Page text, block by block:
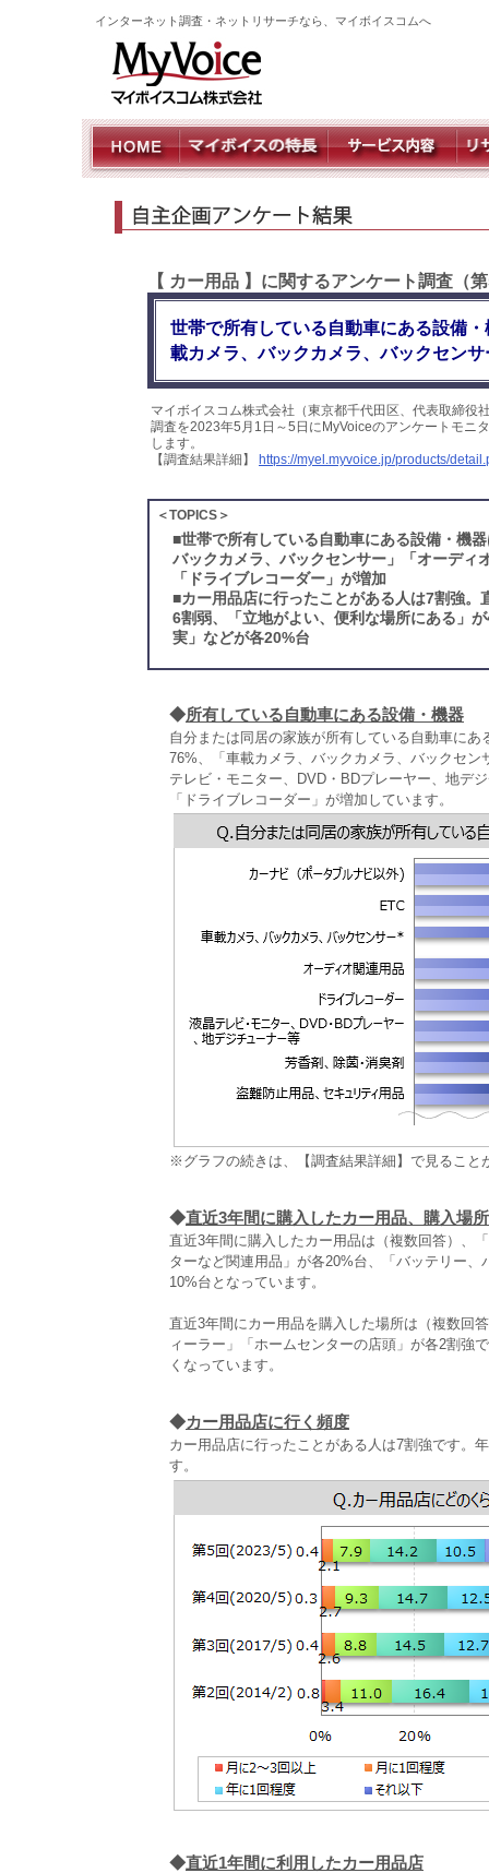
インターネット調査・ネットリサーチなら、マイボイスコムへ
【 カー用品 】に関するアンケート調査（
世帯で所有している自動車にある設備
載カメラ、バックカメラ、バックセン
マイボイスコム株式会社（東京都千代田区、代表取締
調査を2023年5月1日～5日にMyVoiceのアンケートモニ
します。
【調査結果詳細】
https://myel.myvoice.jp/products/
＜TOPICS＞
■世帯で所有している自動車にある設備・機
バックカメラ、バックセンサー」「オーディ
「ドライブレコーダー」が増加
■カー用品店に行ったことがある人は7割強
6割弱、「立地がよい、便利な場所にある」
実」などが各20%台
◆所有している自動車にある設備・機器
自分または同居の家族が所有している自動車に
76%、「車載カメラ、バックカメラ、バックセ
テレビ・モニター、DVD・BDプレーヤー、地デ
「ドライブレコーダー」が増加しています。
※グラフの続きは、【調査結果詳細】で見ること
◆直近3年間に購入したカー用品、購入場所
直近3年間に購入したカー用品は（複数回答）、
ターなど関連用品」が各20%台、「バッテリー
10%台となっています。
直近3年間にカー用品を購入した場所は（複数回
ィーラー」「ホームセンターの店頭」が各2割強
くなっています。
◆カー用品店に行く頻度
カー用品店に行ったことがある人は7割強です。
す。
◆直近1年間に利用したカー用品店